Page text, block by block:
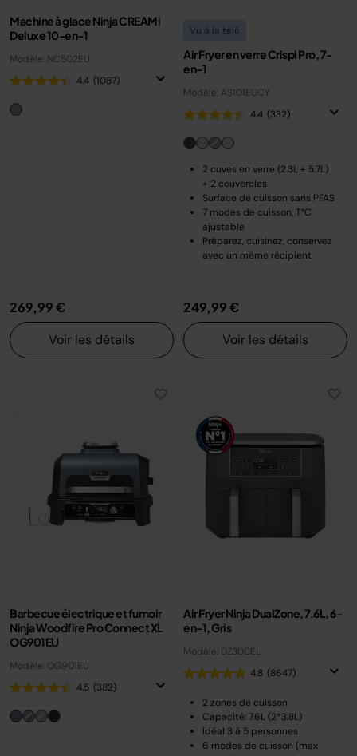
Machine à glace Ninja CREAMi
Deluxe 10-en-1
Modèle: NC502EU
4.4 (1087)
269,99 €
Voir les détails
Vu à la télé
Air Fryer en verre Crispi Pro, 7-
en-1
Modèle: AS101EUCY
4.4 (332)
2 cuves en verre (2.3L + 5.7L)
+ 2 couvercles
Surface de cuisson sans PFAS
7 modes de cuisson, T°C
ajustable
Préparez, cuisinez, conservez
avec un même récipient
249,99 €
Voir les détails
Barbecue électrique et fumoir
Ninja Woodfire Pro Connect XL
OG901EU
Modèle: OG901EU
4.5 (382)
Air Fryer Ninja DualZone, 7.6L, 6-
en-1, Gris
Modèle: DZ300EU
4.8 (8647)
2 zones de cuisson
Capacité: 7.6L (2*3.8L)
Idéal 3 à 5 personnes
6 modes de cuisson (max